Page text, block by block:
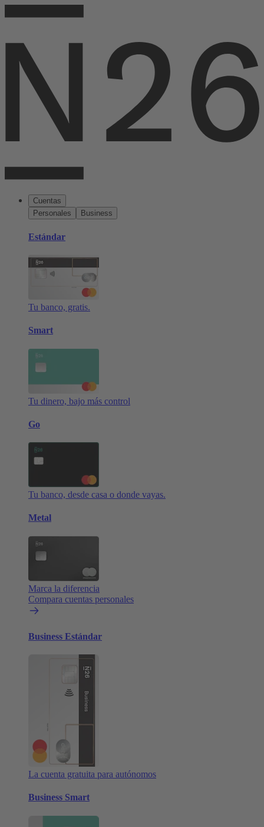
Cuentas
Personales
Business
Estándar
Tu banco, gratis.
Smart
Tu dinero, bajo más control
Go
Tu banco, desde casa o donde vayas.
Metal
Marca la diferencia
Compara cuentas personales
Business Estándar
La cuenta gratuita para autónomos
Business Smart